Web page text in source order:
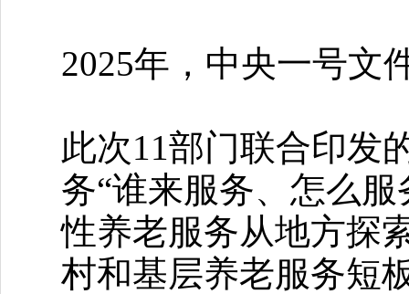
2025年，中央一号文
此次11部门联合印发
务“谁来服务、怎么
性养老服务从地方探
村和基层养老服务短